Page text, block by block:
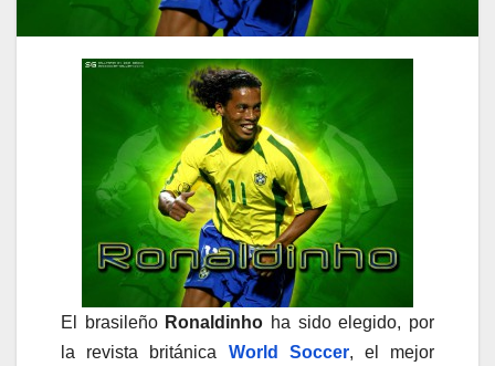
El brasileño Ronaldinho ha sido elegido, por
la revista británica World Soccer, el mejor